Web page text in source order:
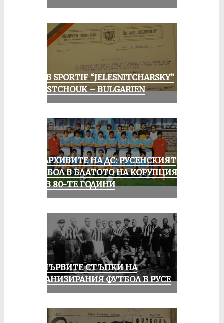
CLUB SPORTIF “JELESNITCHARSKY”
ROUSTCHOUK – BULGARIEN
ИЗ АРХИВИТЕ НА ДС: РУСЕНСКИЯТ
ФУТБОЛ В БЛАТОТО НА КОРУПЦИЯТА
ПРЕЗ 80-ТЕ ГОДИНИ
ЗА ПЪРВИТЕ СТЪПКИ НА
ОРГАНИЗИРАНИЯ ФУТБОЛ В РУСЕ